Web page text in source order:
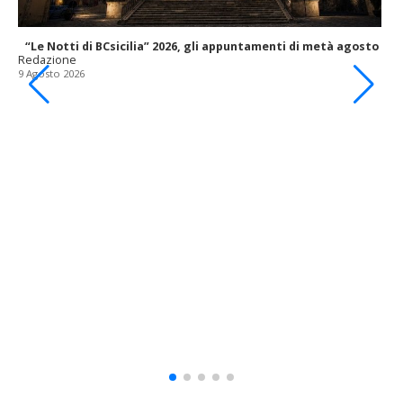
“Le Notti di BCsicilia” 2026, gli appuntamenti di metà agosto
Redazione
9 Agosto 2026